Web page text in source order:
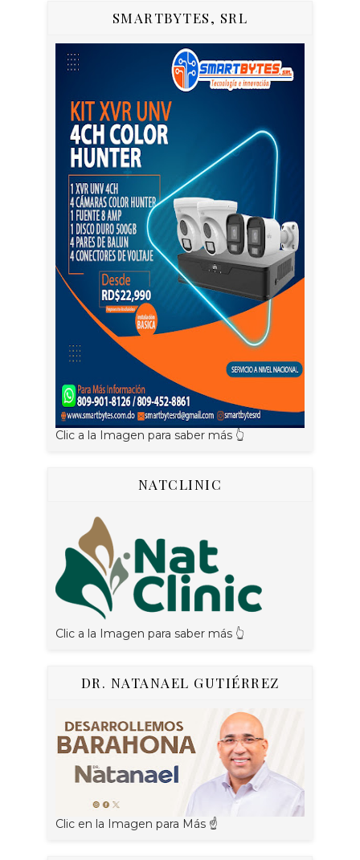
SMARTBYTES, SRL
Clic a la Imagen para saber más 👆
NATCLINIC
Clic a la Imagen para saber más 👆
DR. NATANAEL GUTIÉRREZ
Clic en la Imagen para Más ☝